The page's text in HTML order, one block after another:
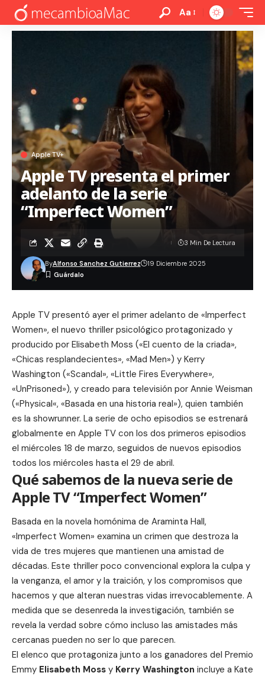
Aa
Apple TV+
Apple TV presenta el primer
adelanto de la serie
“Imperfect Women”
ByAlfonso Sanchez Gutierrez 19 Diciembre 2025
3 Min De Lectura
Apple TV presentó ayer el primer adelanto de «Imperfect
Women», el nuevo thriller psicológico protagonizado y
producido por Elisabeth Moss («El cuento de la criada»,
«Chicas resplandecientes», «Mad Men») y Kerry
Washington («Scandal», «Little Fires Everywhere»,
«UnPrisoned»), y creado para televisión por Annie Weisman
(«Physical«, «Basada en una historia real»), quien también
es la showrunner. La serie de ocho episodios se estrenará
globalmente en Apple TV con los dos primeros episodios
el miércoles 18 de marzo, seguidos de nuevos episodios
todos los miércoles hasta el 29 de abril.
Qué sabemos de la nueva serie de
Apple TV “Imperfect Women”
Basada en la novela homónima de Araminta Hall,
«Imperfect Women» examina un crimen que destroza la
vida de tres mujeres que mantienen una amistad de
décadas. Este thriller poco convencional explora la culpa y
la venganza, el amor y la traición, y los compromisos que
hacemos y que alteran nuestras vidas irrevocablemente. A
medida que se desenreda la investigación, también se
revela la verdad sobre cómo incluso las amistades más
cercanas pueden no ser lo que parecen.
El elenco que protagoniza junto a los ganadores del Premio
Emmy Elisabeth Moss y Kerry Washington incluye a Kate